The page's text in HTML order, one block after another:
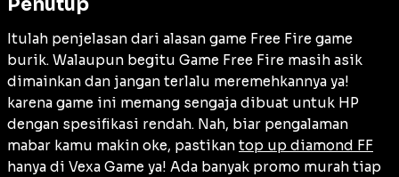
Itulah penjelasan dari alasan game Free Fire game
burik. Walaupun begitu Game Free Fire masih asik
dimainkan dan jangan terlalu meremehkannya ya!
karena game ini memang sengaja dibuat untuk HP
dengan spesifikasi rendah. Nah, biar pengalaman
mabar kamu makin oke, pastikan top up diamond FF
hanya di Vexa Game ya! Ada banyak promo murah tiap